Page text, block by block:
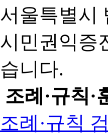
서울특별시
시민권익증
습니다.
조례·규칙·
조례·규칙